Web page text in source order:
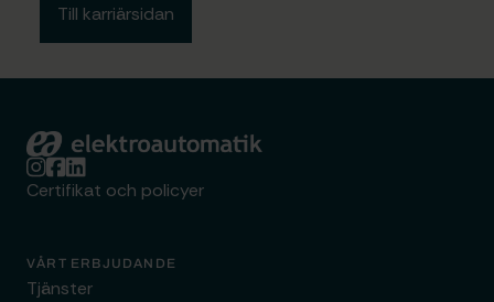
Till karriärsidan
Elektroautomatik
Certifikat och policyer
VÅRT ERBJUDANDE
Tjänster